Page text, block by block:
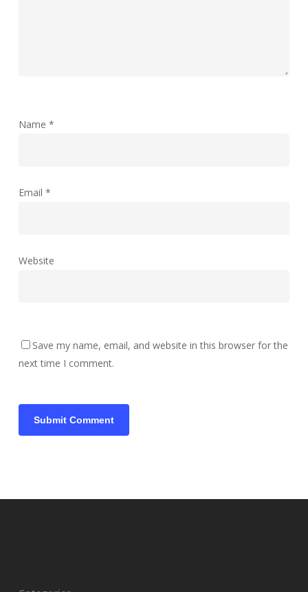
Name *
Email *
Website
Save my name, email, and website in this browser for the
next time I comment.